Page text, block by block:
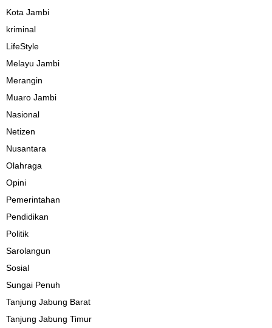
Kota Jambi
kriminal
LifeStyle
Melayu Jambi
Merangin
Muaro Jambi
Nasional
Netizen
Nusantara
Olahraga
Opini
Pemerintahan
Pendidikan
Politik
Sarolangun
Sosial
Sungai Penuh
Tanjung Jabung Barat
Tanjung Jabung Timur